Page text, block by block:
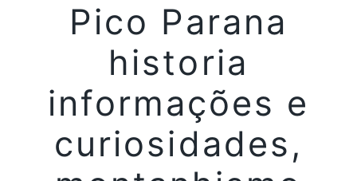
Pico Parana
historia
informações e
curiosidades,